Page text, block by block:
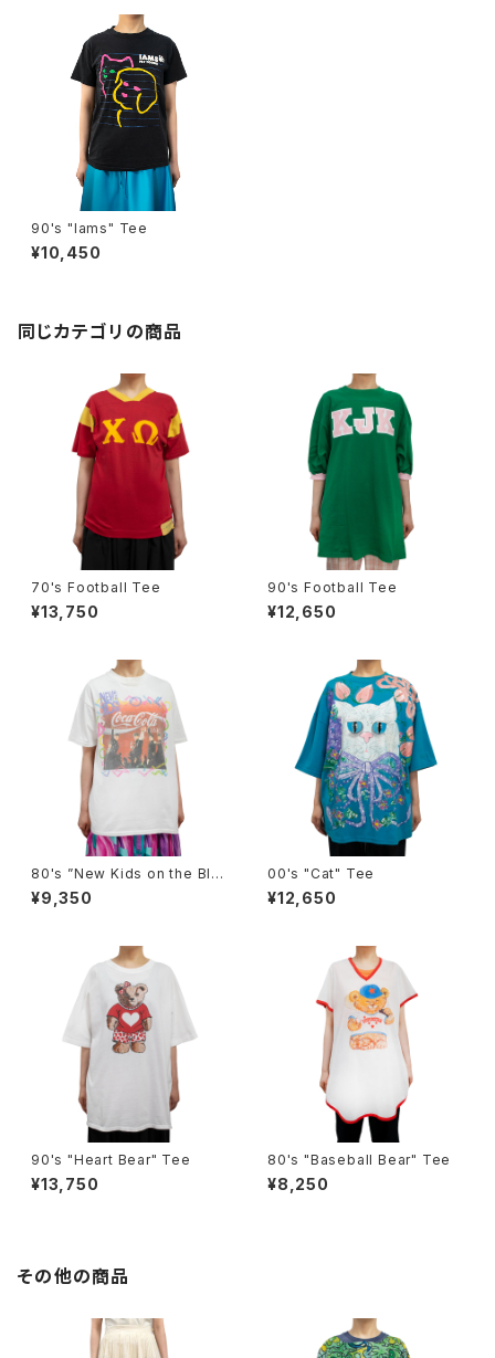
90's "Iams" Tee
¥10,450
同じカテゴリの商品
70's Football Tee
¥13,750
90's Football Tee
¥12,650
80's ”New Kids on the Blo
ck” Tee
¥9,350
00's "Cat" Tee
¥12,650
90's "Heart Bear" Tee
¥13,750
80's "Baseball Bear" Tee
¥8,250
その他の商品